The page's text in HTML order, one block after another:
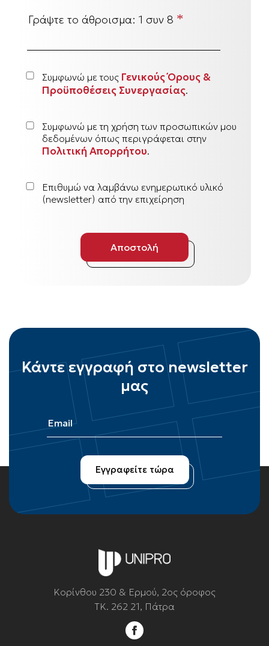
Γράψτε το άθροισμα: 1 συν 8 *
Συμφωνώ με τους Γενικούς Όρους &
Προϋποθέσεις Συνεργασίας.
Συμφωνώ με τη χρήση των προσωπικών μου
δεδομένων όπως περιγράφεται στην
Πολιτική Απορρήτου.
Επιθυμώ να λαμβάνω ενημερωτικό υλικό
(newsletter) από την επιχείρηση
Κάντε εγγραφή στο newsletter
μας
Κορίνθου 230 & Ερμού, 2ος όροφος
ΤΚ. 262 21, Πάτρα